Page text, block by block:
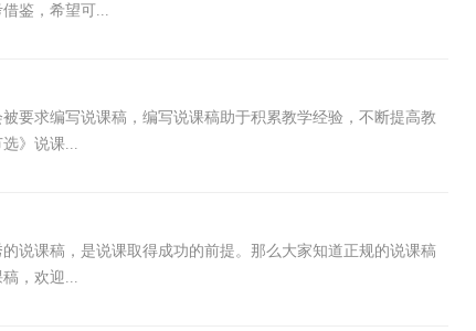
鉴，希望可...
要求编写说课稿，编写说课稿助于积累教学经验，不断提高教
》说课...
说课稿，是说课取得成功的前提。那么大家知道正规的说课稿
，欢迎...